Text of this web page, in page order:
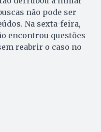
não pode ser
Na sexta-feira,
encontrou questões
reabrir o caso no